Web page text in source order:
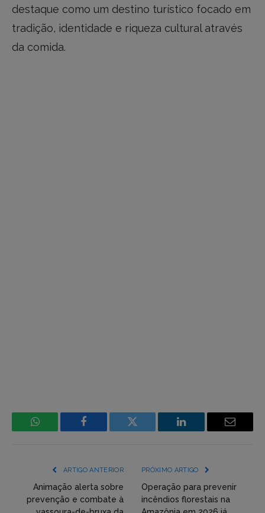
destaque como um destino turístico focado em
tradição, identidade e riqueza cultural através
da comida.
WhatsApp Facebook
Incorpore
(YouTube,
Twitter,
Flickr
LinkedIn Email
ARTIGO ANTERIOR
Animação alerta sobre
prevenção e combate à
PRÓXIMO ARTIGO
Operação para prevenir
incêndios florestais na